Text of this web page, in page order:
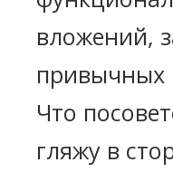
вложений,
привычных
Что
гляжу в